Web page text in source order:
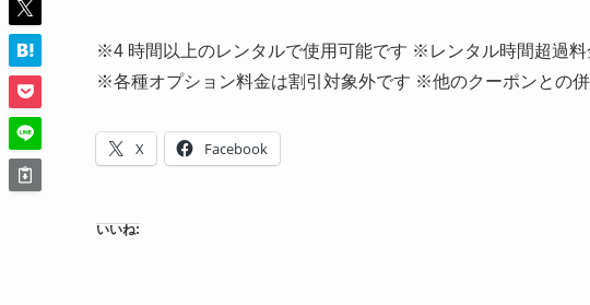
※4 時間以上のレンタルで使用可能です ※レンタル時間超過料
※各種オプション料金は割引対象外です ※他のクーポンとの併
X Facebook
いいね: